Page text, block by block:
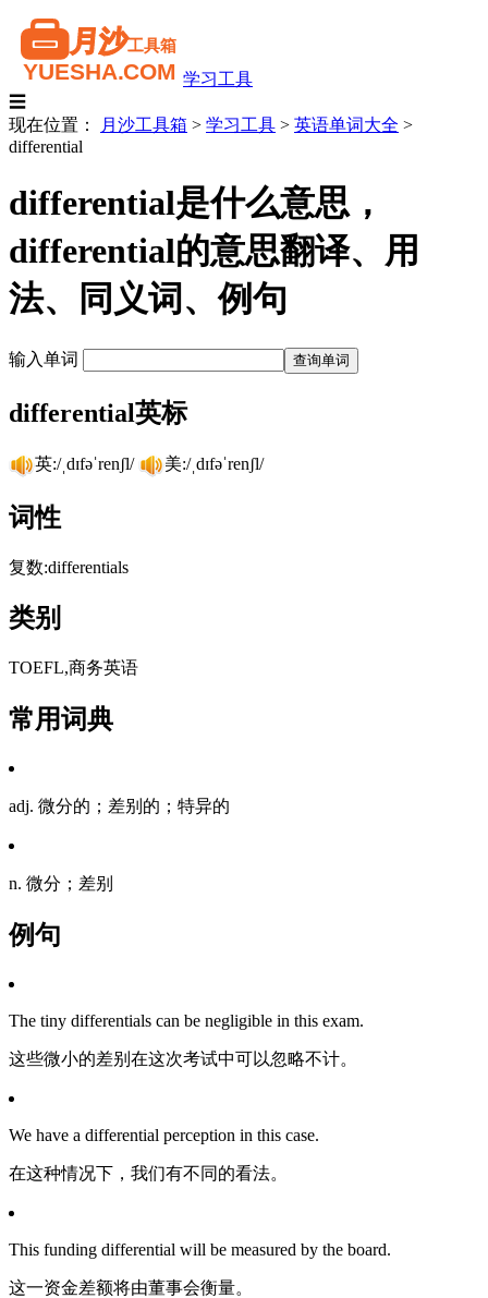
学习工具
☰
现在位置：
月沙工具箱 > 学习工具 > 英语单词大全 >
differential
differential是什么意思，
differential的意思翻译、用
法、同义词、例句
输入单词
differential英标
英:/ˌdɪfəˈrenʃl/ 美:/ˌdɪfəˈrenʃl/
词性
复数:differentials
类别
TOEFL,商务英语
常用词典
adj. 微分的；差别的；特异的
n. 微分；差别
例句
The tiny differentials can be negligible in this exam.
这些微小的差别在这次考试中可以忽略不计。
We have a differential perception in this case.
在这种情况下，我们有不同的看法。
This funding differential will be measured by the board.
这一资金差额将由董事会衡量。